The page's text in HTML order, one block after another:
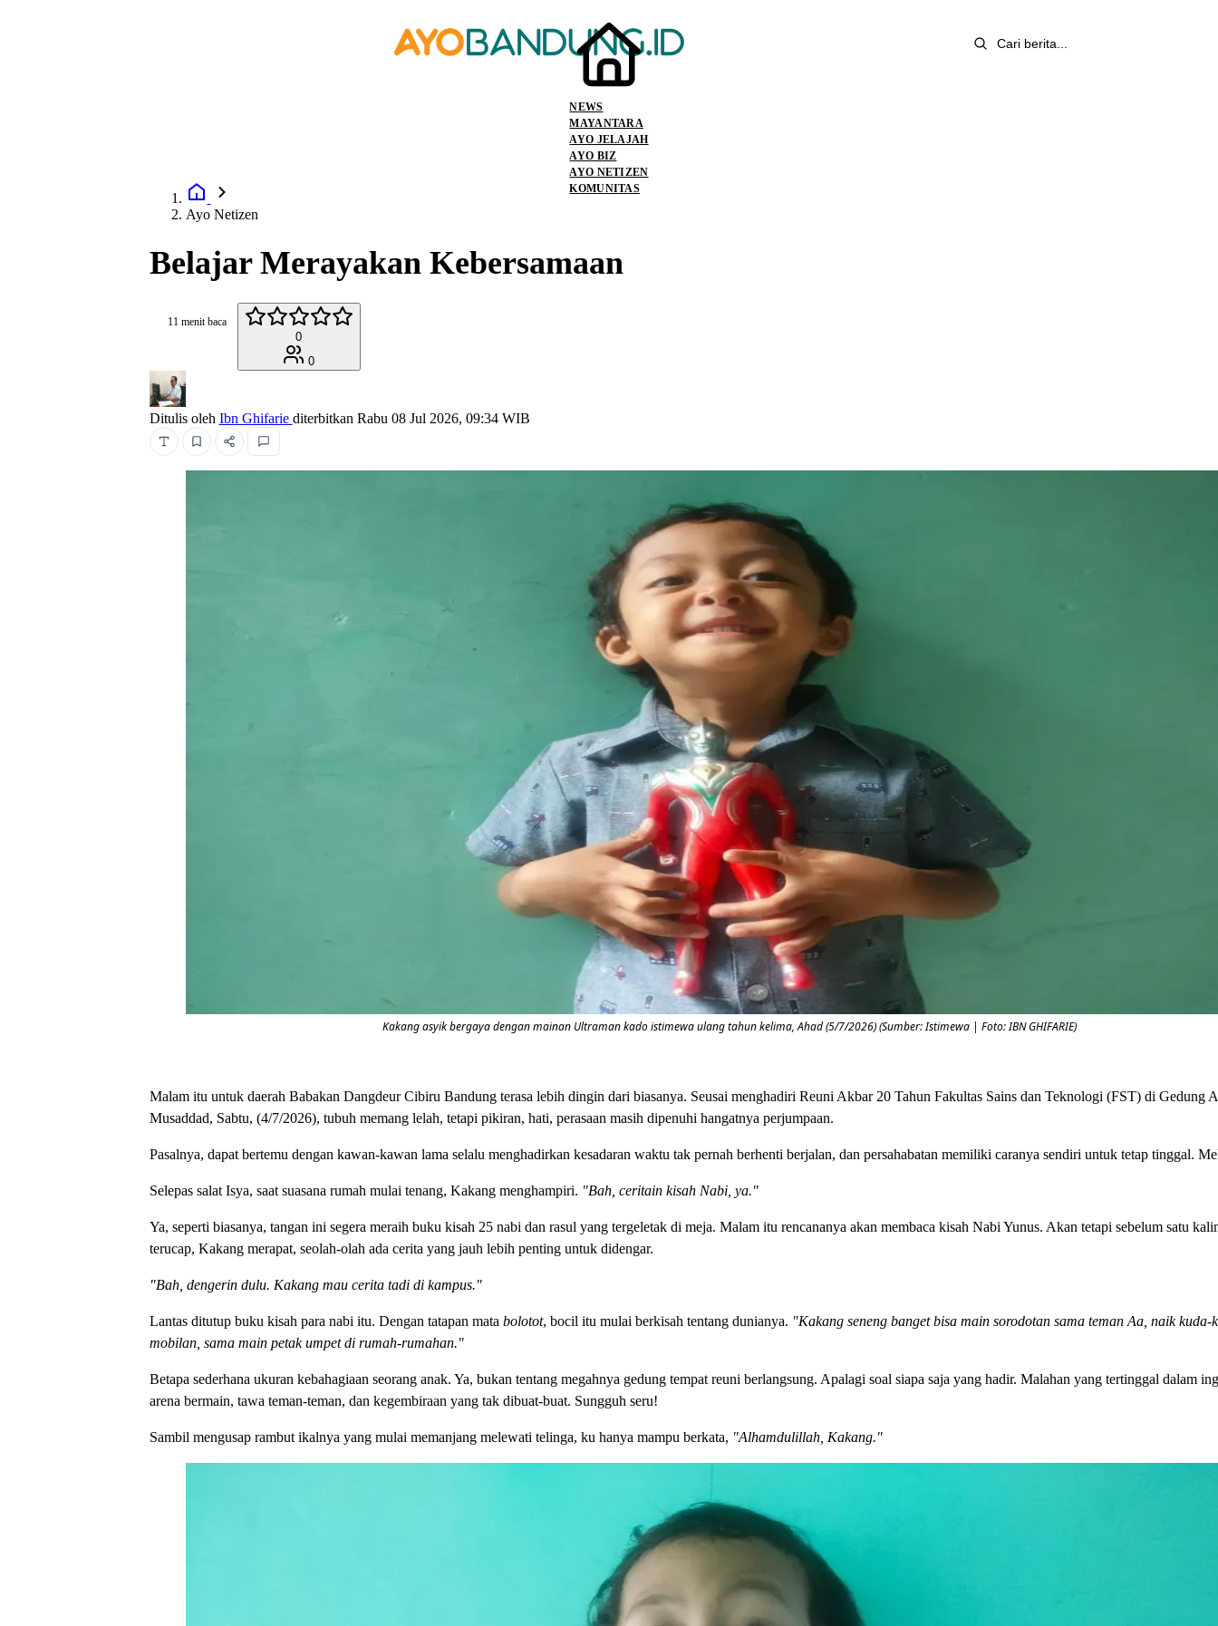
NEWS
MAYANTARA
AYO JELAJAH
AYO BIZ
AYO NETIZEN
KOMUNITAS
Ayo Netizen
Belajar Merayakan Kebersamaan
11 menit baca
0
0
Ditulis oleh Ibn Ghifarie diterbitkan Rabu 08 Jul 2026, 09:34 WIB
Kakang asyik bergaya dengan mainan Ultraman kado istimewa ulang tahun kelima, Ahad (5/7/2026) (Sumber: Istimewa | Foto: IBN GHIFARIE)
Malam itu untuk daerah Babakan Dangdeur Cibiru Bandung terasa lebih dingin dari biasanya. Seusai menghadiri Reuni Akbar 20 Tahun Fakultas Sains dan Teknologi (FST) di Gedung
Musaddad, Sabtu, (4/7/2026), tubuh memang lelah, tetapi pikiran, hati, perasaan masih dipenuhi hangatnya perjumpaan.
Pasalnya, dapat bertemu dengan kawan-kawan lama selalu menghadirkan kesadaran waktu tak pernah berhenti berjalan, dan persahabatan memiliki caranya sendiri untuk tetap tinggal.
Selepas salat Isya, saat suasana rumah mulai tenang, Kakang menghampiri. "Bah, ceritain kisah Nabi, ya."
Ya, seperti biasanya, tangan ini segera meraih buku kisah 25 nabi dan rasul yang tergeletak di meja. Malam itu rencananya akan membaca kisah Nabi Yunus. Akan tetapi sebelum satu
terucap, Kakang merapat, seolah-olah ada cerita yang jauh lebih penting untuk didengar.
"Bah, dengerin dulu. Kakang mau cerita tadi di kampus."
Lantas ditutup buku kisah para nabi itu. Dengan tatapan mata bolotot, bocil itu mulai berkisah tentang dunianya. "Kakang seneng banget bisa main sorodotan sama teman Aa, naik kuda-
mobilan, sama main petak umpet di rumah-rumahan."
Betapa sederhana ukuran kebahagiaan seorang anak. Ya, bukan tentang megahnya gedung tempat reuni berlangsung. Apalagi soal siapa saja yang hadir. Malahan yang tertinggal dalam
arena bermain, tawa teman-teman, dan kegembiraan yang tak dibuat-buat. Sungguh seru!
Sambil mengusap rambut ikalnya yang mulai memanjang melewati telinga, ku hanya mampu berkata, "Alhamdulillah, Kakang."